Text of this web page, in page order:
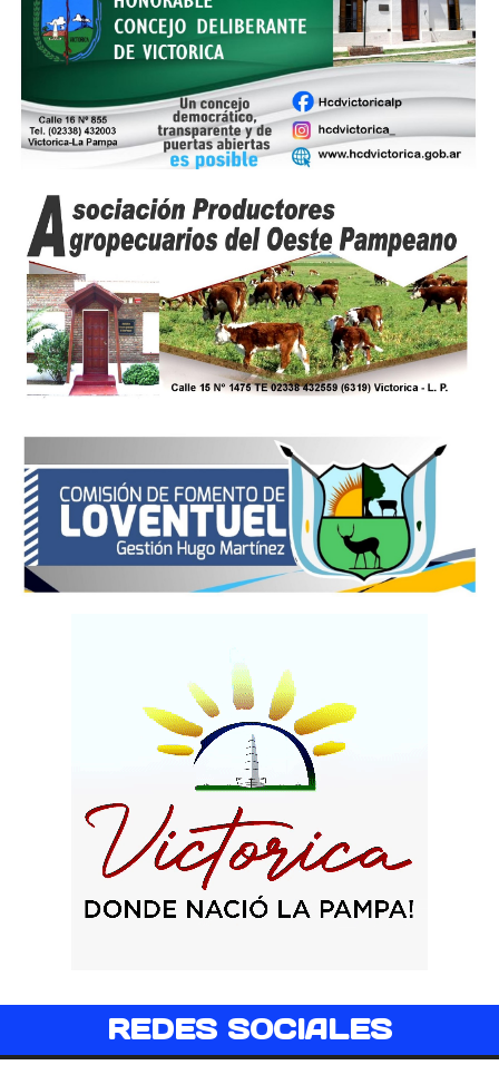
REDES SOCIALES